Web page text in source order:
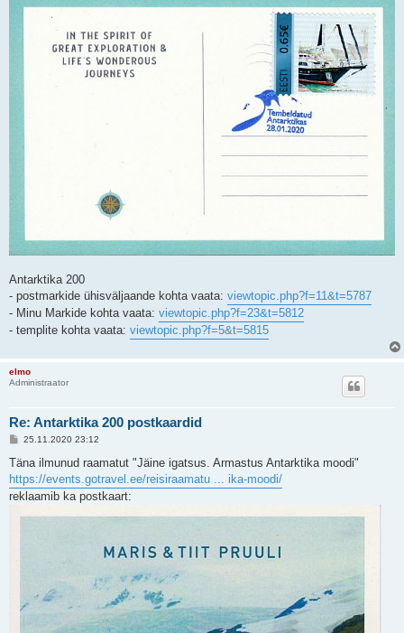
Antarktika 200
- postmarkide ühisväljaande kohta vaata: viewtopic.php?f=11&t=5787
- Minu Markide kohta vaata: viewtopic.php?f=23&t=5812
- templite kohta vaata: viewtopic.php?f=5&t=5815
elmo
Administraator
Re: Antarktika 200 postkaardid
P
s
i
t
u
25.11.2020 23:12
Täna ilmunud raamatut "Jäine igatsus. Armastus Antarktika moodi"
https://events.gotravel.ee/reisiraamatu ... ika-moodi/
reklaamib ka postkaart: